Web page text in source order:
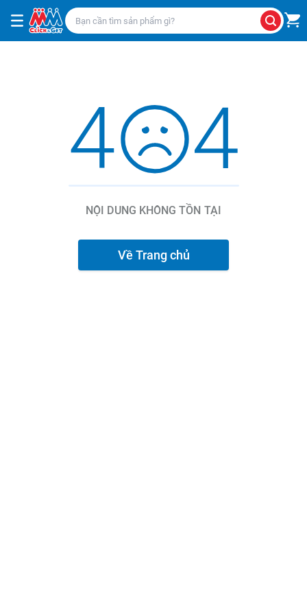
NỘI DUNG KHÔNG TỒN TẠI
Về Trang chủ